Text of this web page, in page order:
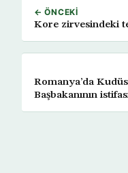
← ÖNCEKI
Kore zirvesindeki
Romanya’da
Başbakanının